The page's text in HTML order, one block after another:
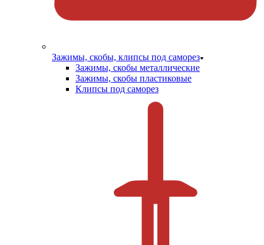
Зажимы, скобы, клипсы под саморез
Зажимы, скобы металлические
Зажимы, скобы пластиковые
Клипсы под саморез